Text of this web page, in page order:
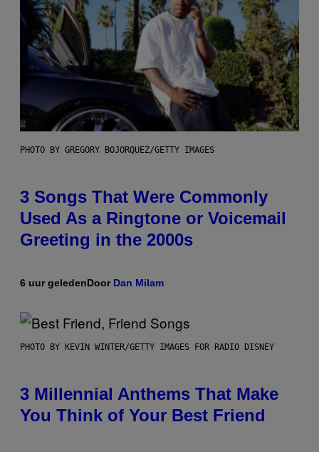
PHOTO BY GREGORY BOJORQUEZ/GETTY IMAGES
3 Songs That Were Commonly
Used As a Ringtone or Voicemail
Greeting in the 2000s
6 uur geledenDoor Dan Milam
PHOTO BY KEVIN WINTER/GETTY IMAGES FOR RADIO DISNEY
3 Millennial Anthems That Make
You Think of Your Best Friend